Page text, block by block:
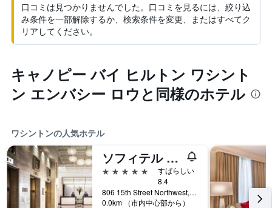
口コミは見つかりませんでした。口コミを見るには、絞り込
み条件を一部解除するか、検索条件を変更、またはすべてク
リアしてください。
キャノピー バイ ヒルトン ワシント
ン エンバシー ロウと同様のホテル
ワシントンの人気ホテル
ソフィテル ラファイエット スクエア ワシントン DC
5つ星
すばらしい
8.4
806 15th Street Northwest, ワシントン, DC, アメリカ合衆国
0.0km （市内中心部から）